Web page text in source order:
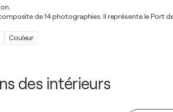
des intérieurs
de 14 photographies. Il représente le Port
Couleur